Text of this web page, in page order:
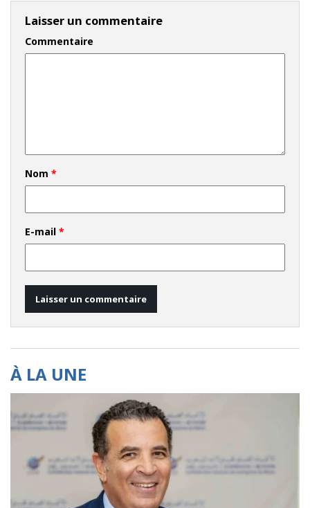
Laisser un commentaire
Commentaire
Nom *
E-mail *
À LA UNE